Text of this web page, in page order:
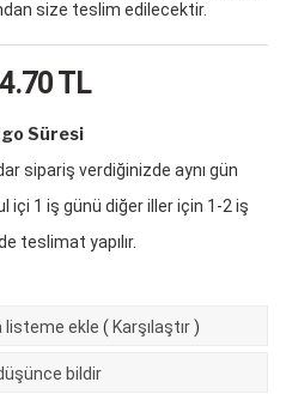
size teslim edilecektir.
TL
Süresi
sipariş verdiğinizde aynı gün
içi 1 iş günü diğer iller için 1-2 iş
teslimat yapılır.
listeme ekle ( Karşılaştır )
bildir